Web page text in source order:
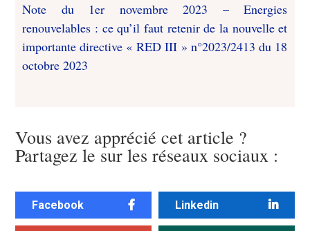
Note du 1er novembre 2023 – Energies
renouvelables : ce qu’il faut retenir de la nouvelle et
importante directive « RED III » n°2023/2413 du 18
octobre 2023
Vous avez apprécié cet article ?
Partagez le sur les réseaux sociaux :
Facebook Linkedin